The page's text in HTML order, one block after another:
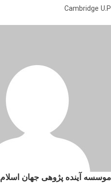
Cambridge U.P
موسسه آینده پژوهی جهان اسلام